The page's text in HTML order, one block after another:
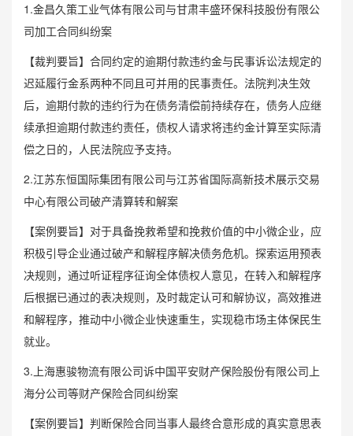
1.金昌久策工业气体有限公司与甘肃丰盛环保科技股份有限公
司加工合同纠纷案
【裁判要旨】合同约定的逾期付款违约金与民事诉讼法规定的
迟延履行金系两种不同且可并用的民事责任。法院判决生效
后，逾期付款的违约行为在债务清偿前持续存在，债务人应继
续承担逾期付款违约责任，债权人请求将违约金计算至实际清
偿之日的，人民法院应予支持。
2.江苏东恒国际集团有限公司与江苏省国际高新技术展示交易
中心有限公司破产清算转和解案
【案例要旨】对于具备挽救希望和挽救价值的中小微企业，应
积极引导企业通过破产和解程序解决债务危机。探索运用预表
决规则，通过听证程序征询全体债权人意见，在转入和解程序
后根据已通过的表决规则，及时裁定认可和解协议，高效推进
和解程序，推动中小微企业快速重生，实现稳市场主体保民生
就业。
3.上海惠骏物流有限公司诉中国平安财产保险股份有限公司上
海分公司等财产保险合同纠纷案
【案例要旨】判断保险合同当事人最终合意形成的真实意思表